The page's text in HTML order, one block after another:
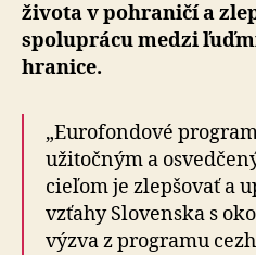
života v pohraničí a
spoluprácu medzi
hranice.
„Eurofondové
užitočným a
cieľom je zlepšovať a
vzťahy Slovenska s
výzva z programu